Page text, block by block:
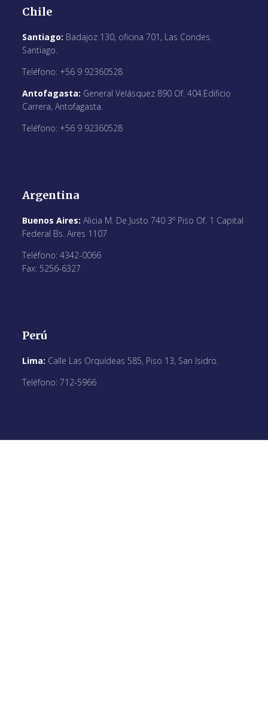
Chile
Santiago: Badajoz 130, oficina 701, Las Condes.
Santiago.
Teléfono: +56 9 92360528
Antofagasta: General Velásquez 890 Of. 404.Edificio
Carrera, Antofagasta.
Teléfono: +56 9 92360528
Argentina
Buenos Aires: Alicia M. De Justo 740 3º Piso Of. 1 Capital
Federal Bs. Aires 1107
Teléfono: 4342-0066
Fax: 5256-6327
Perú
Lima: Calle Las Orquídeas 585, Piso 13, San Isidro.
Teléfono: 712-5966